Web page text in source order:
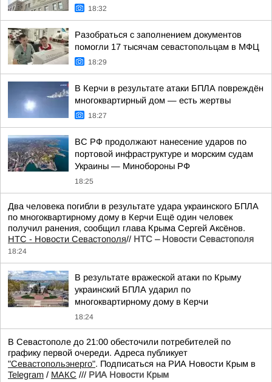
18:32
Разобраться с заполнением документов
помогли 17 тысячам севастопольцам в МФЦ
18:29
В Керчи в результате атаки БПЛА повреждён
многоквартирный дом — есть жертвы
18:27
ВС РФ продолжают нанесение ударов по
портовой инфраструктуре и морским судам
Украины — Минобороны РФ
18:25
Два человека погибли в результате удара украинского БПЛА
по многоквартирному дому в Керчи Ещё один человек
получил ранения, сообщил глава Крыма Сергей Аксёнов.
НТС - Новости Севастополя// НТС – Новости Севастополя
18:24
В результате вражеской атаки по Крыму
украинский БПЛА ударил по
многоквартирному дому в Керчи
18:24
В Севастополе до 21:00 обесточили потребителей по
графику первой очереди. Адреса публикует
"Севастопольэнерго". Подписаться на РИА Новости Крым в
Telegram / МАКС /// РИА Новости Крым